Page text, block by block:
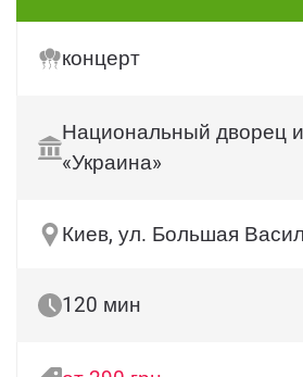
концерт
Национальный дворец
«Украина»
Киев, ул. Большая
120 мин